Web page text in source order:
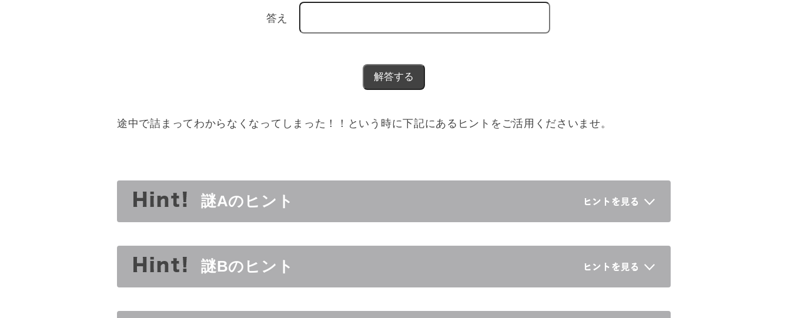
答え
途中で詰まってわからなくなってしまった！！という時に下記にあるヒントをご活用くださいませ。
謎Aのヒント
謎Bのヒント